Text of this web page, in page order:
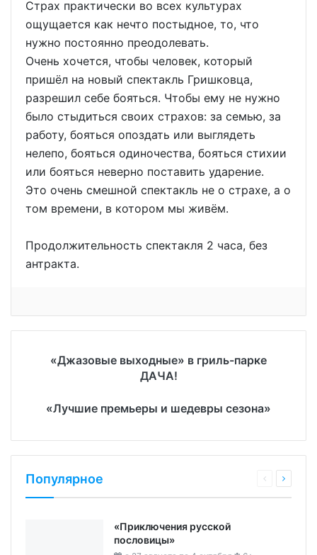
Страх практически во всех культурах
ощущается как нечто постыдное, то, что
нужно постоянно преодолевать.
Очень хочется, чтобы человек, который
пришёл на новый спектакль Гришковца,
разрешил себе бояться. Чтобы ему не нужно
было стыдиться своих страхов: за семью, за
работу, бояться опоздать или выглядеть
нелепо, бояться одиночества, бояться стихии
или бояться неверно поставить ударение.
Это очень смешной спектакль не о страхе, а о
том времени, в котором мы живём.
Продолжительность спектакля 2 часа, без
антракта.
«Джазовые выходные» в гриль-парке
ДАЧА!
«Лучшие премьеры и шедевры сезона»
Популярное
«Приключения русской
пословицы»